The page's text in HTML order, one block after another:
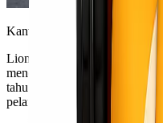
Kantor dan Armada Lionel
Lionel Express menjadi
mencari layanan
pengiriman
tahun dalam industri cargo,
pelanggan. Kami menawarkan